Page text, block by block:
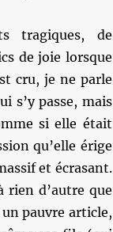
tragiques, de
de joie lorsque
cru, je ne parle
s’y passe, mais
si elle était
qu’elle érige
et écrasant.
d’autre que
pauvre article,